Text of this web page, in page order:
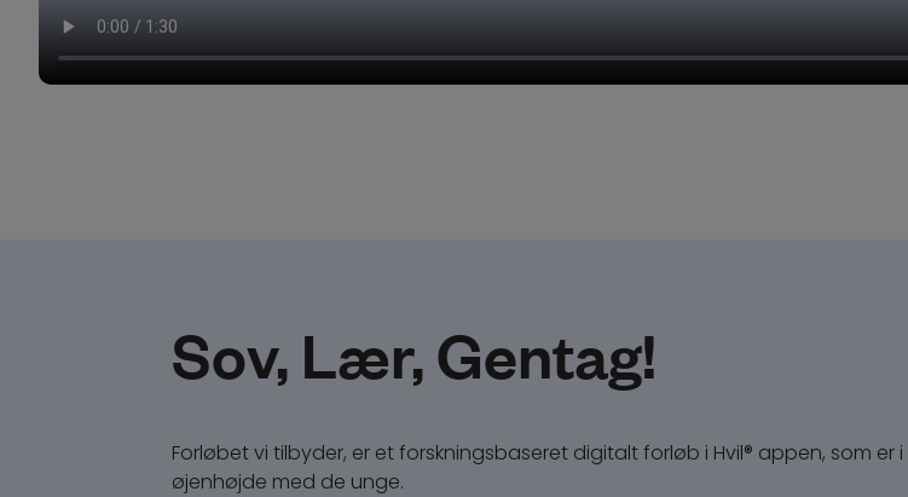
Sov, Lær, Gentag!
Forløbet vi tilbyder, er et forskningsbaseret digitalt forløb i Hvil® appen, som er i
øjenhøjde med de unge.